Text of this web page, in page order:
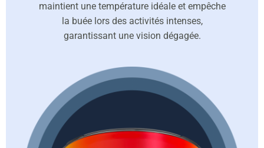
maintient une température idéale et empêche
la buée lors des activités intenses,
garantissant une vision dégagée.